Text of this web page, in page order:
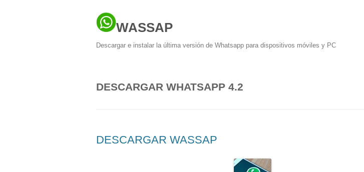
WASSAP
Descargar e instalar la última versión de Whatsapp para dispositivos móviles y PC
DESCARGAR WHATSAPP 4.2
DESCARGAR WASSAP